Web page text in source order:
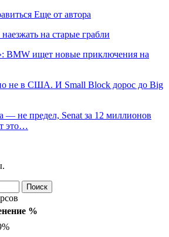
Еще от автора
на старые грабли
BMW ищет новые приключения на
не в США. И Small Block дорос до Big
— не предел, Senat за 12 миллионов
это…
%
%